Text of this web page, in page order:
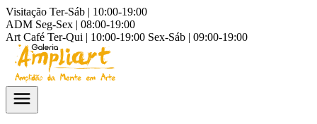
Visitação Ter-Sáb | 10:00-19:00
ADM Seg-Sex | 08:00-19:00
Art Café Ter-Qui | 10:00-19:00 Sex-Sáb | 09:00-19:00